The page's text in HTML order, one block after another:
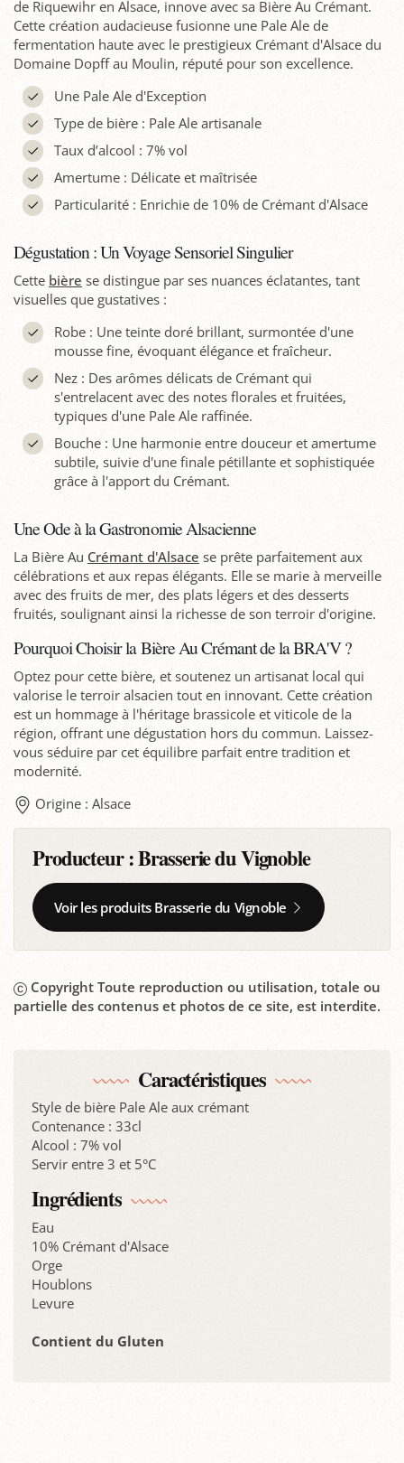
de Riquewihr en Alsace, innove avec sa Bière Au Crémant.
Cette création audacieuse fusionne une Pale Ale de
fermentation haute avec le prestigieux Crémant d'Alsace du
Domaine Dopff au Moulin, réputé pour son excellence.
Une Pale Ale d'Exception
Type de bière : Pale Ale artisanale
Taux d’alcool : 7% vol
Amertume : Délicate et maîtrisée
Particularité : Enrichie de 10% de Crémant d'Alsace
Dégustation : Un Voyage Sensoriel Singulier
Cette bière se distingue par ses nuances éclatantes, tant
visuelles que gustatives :
Robe : Une teinte doré brillant, surmontée d'une
mousse fine, évoquant élégance et fraîcheur.
Nez : Des arômes délicats de Crémant qui
s'entrelacent avec des notes florales et fruitées,
typiques d'une Pale Ale raffinée.
Bouche : Une harmonie entre douceur et amertume
subtile, suivie d'une finale pétillante et sophistiquée
grâce à l'apport du Crémant.
Une Ode à la Gastronomie Alsacienne
La Bière Au Crémant d'Alsace se prête parfaitement aux
célébrations et aux repas élégants. Elle se marie à merveille
avec des fruits de mer, des plats légers et des desserts
fruités, soulignant ainsi la richesse de son terroir d'origine.
Pourquoi Choisir la Bière Au Crémant de la BRA'V ?
Optez pour cette bière, et soutenez un artisanat local qui
valorise le terroir alsacien tout en innovant. Cette création
est un hommage à l'héritage brassicole et viticole de la
région, offrant une dégustation hors du commun. Laissez-
vous séduire par cet équilibre parfait entre tradition et
modernité.
Origine : Alsace
Producteur :Brasserie du Vignoble
Voir les produits Brasserie du Vignoble
Copyright Toute reproduction ou utilisation, totale ou
partielle des contenus et photos de ce site, est interdite.
Caractéristiques
Style de bière Pale Ale aux crémant
Contenance : 33cl
Alcool : 7% vol
Servir entre 3 et 5°C
Ingrédients
Eau
10% Crémant d'Alsace
Orge
Houblons
Levure
Contient du Gluten